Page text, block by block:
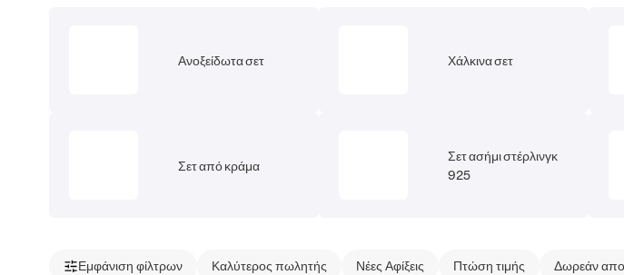
Ανοξείδωτα σετ
Σετ από κράμα
Χάλκινα σετ
Σετ ασήμι στέρλινγκ
925
Εμφάνιση φίλτρων Καλύτερος πωλητής Νέες Αφίξεις Πτώση τιμής Δωρεάν